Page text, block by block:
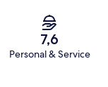
7,6
Personal & Service